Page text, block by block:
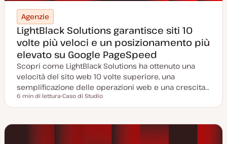
Agenzie
LightBlack Solutions garantisce siti 10
volte più veloci e un posizionamento più
elevato su Google PageSpeed
Scopri come LightBlack Solutions ha ottenuto una
velocità del sito web 10 volte superiore, una
semplificazione delle operazioni web e una crescita…
Tempo di lettura
6 min di lettura
o
t
Caso di Studio